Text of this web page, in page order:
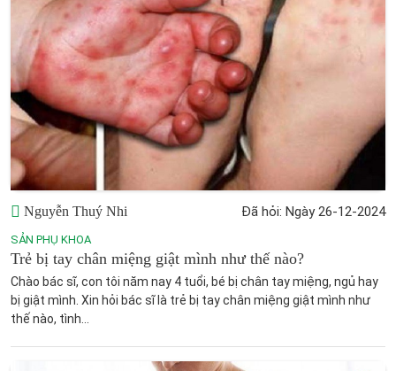
Nguyễn Thuý Nhi Đã hỏi: Ngày 26-12-2024
SẢN PHỤ KHOA
Trẻ bị tay chân miệng giật mình như thế nào?
Chào bác sĩ, con tôi năm nay 4 tuổi, bé bị chân tay miệng, ngủ hay
bị giật mình. Xin hỏi bác sĩ là trẻ bị tay chân miệng giật mình như
thế nào, tình...